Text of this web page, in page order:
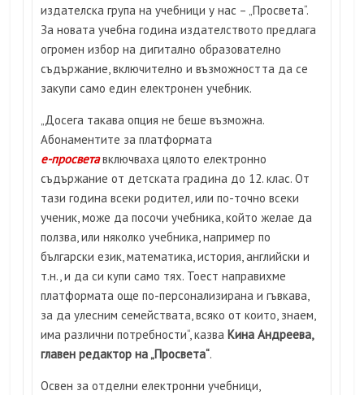
издателска група на учебници у нас – „Просвета“.
За новата учебна година издателството предлага
огромен избор на дигитално образователно
съдържание, включително и възможността да се
закупи само един електронен учебник.
„Досега такава опция не беше възможна.
Абонаментите за платформата
е-просветавключваха цялото електронно
съдържание от детската градина до 12. клас. От
тази година всеки родител, или по-точно всеки
ученик, може да посочи учебника, който желае да
ползва, или няколко учебника, например по
български език, математика, история, английски и
т.н., и да си купи само тях. Тоест направихме
платформата още по-персонализирана и гъвкава,
за да улесним семействата, всяко от които, знаем,
има различни потребности“, казва Кина Андреева,
главен редактор на „Просвета“.
Освен за отделни електронни учебници,